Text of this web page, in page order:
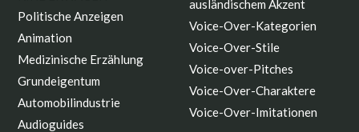
Politische Anzeigen
Animation
Medizinische Erzählung
Grundeigentum
Automobilindustrie
Audioguides
ausländischem Akzent
Voice-Over-Kategorien
Voice-Over-Stile
Voice-over-Pitches
Voice-Over-Charaktere
Voice-Over-Imitationen